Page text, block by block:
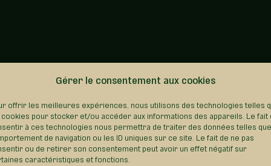
Gérer le consentement aux cookies
offrir les meilleures expériences, nous utilisons des technologies telles
cookies pour stocker et/ou accéder aux informations des appareils. Le fait
à ces technologies nous permettra de traiter des données telles
de navigation ou les ID uniques sur ce site. Le fait de ne pas
ou de retirer son consentement peut avoir un effet négatif sur
caractéristiques et fonctions.
REVENIR AU RÉPERTOIRE